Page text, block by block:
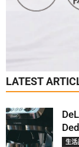
LATEST
生活